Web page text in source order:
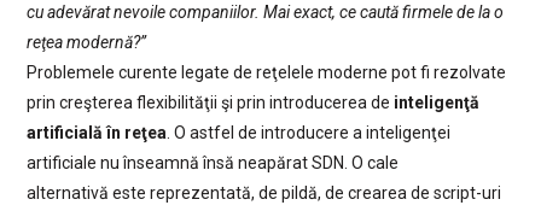
cu adevărat nevoile companiilor. Mai exact, ce caută firmele de la o
reţea modernă?”
Problemele curente legate de reţelele moderne pot fi rezolvate
prin creşterea flexibilităţii şi prin introducerea de inteligenţă
artificială în reţea . O astfel de introducere a inteligenţei
artificiale nu înseamnă însă neapărat SDN. O cale
alternativă este reprezentată, de pildă, de crearea de script-uri